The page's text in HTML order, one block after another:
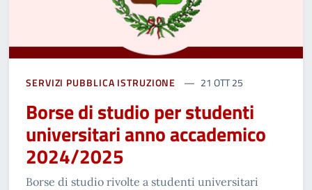
SERVIZI PUBBLICA ISTRUZIONE 21 OTT 25
Borse di studio per studenti
universitari anno accademico
2024/2025
Borse di studio rivolte a studenti universitari